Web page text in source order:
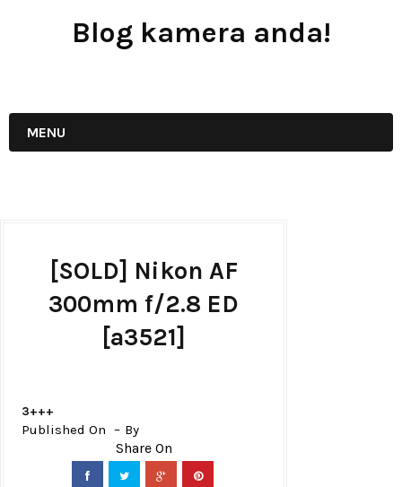
Blog kamera anda!
MENU
[SOLD] Nikon AF
300mm f/2.8 ED
[a3521]
3+++
Published On By